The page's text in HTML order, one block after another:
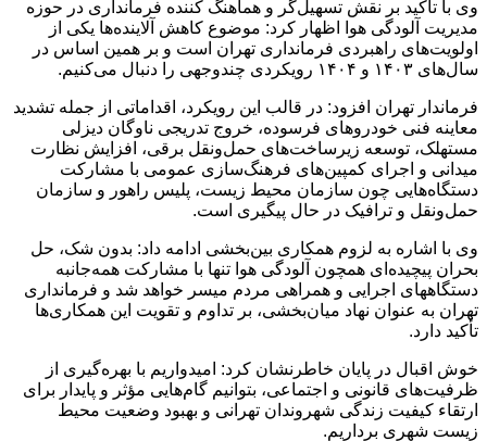
وی با تأکید بر نقش تسهیل‌گر و هماهنگ‌ کننده فرمانداری در حوزه
مدیریت آلودگی هوا اظهار کرد: موضوع کاهش آلاینده‌ها یکی از
اولویت‌های راهبردی فرمانداری تهران است و بر همین اساس در
سال‌های ۱۴۰۳ و ۱۴۰۴ رویکردی چندوجهی را دنبال می‌کنیم.
فرماندار تهران افزود: در قالب این رویکرد، اقداماتی از جمله تشدید
معاینه فنی خودروهای فرسوده، خروج تدریجی ناوگان دیزلی
مستهلک، توسعه زیرساخت‌های حمل‌ونقل برقی، افزایش نظارت
میدانی و اجرای کمپین‌های فرهنگ‌سازی عمومی با مشارکت
دستگاه‌هایی چون سازمان محیط زیست، پلیس راهور و سازمان
حمل‌ونقل و ترافیک در حال پیگیری است.
وی با اشاره به لزوم همکاری بین‌بخشی ادامه داد: بدون شک، حل
بحران پیچیده‌ای همچون آلودگی هوا تنها با مشارکت همه‌جانبه
دستگاههای اجرایی و همراهی مردم میسر خواهد شد و فرمانداری
تهران به عنوان نهاد میان‌بخشی، بر تداوم و تقویت این همکاری‌ها
تأکید دارد.
خوش‌ اقبال در پایان خاطرنشان کرد: امیدواریم با بهره‌گیری از
ظرفیت‌های قانونی و اجتماعی، بتوانیم گام‌هایی مؤثر و پایدار برای
ارتقاء کیفیت زندگی شهروندان تهرانی و بهبود وضعیت محیط
زیست شهری برداریم.